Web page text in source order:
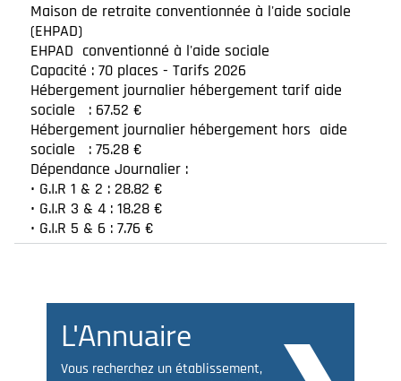
Maison de retraite conventionnée à l'aide sociale
(EHPAD)
EHPAD conventionné à l'aide sociale
Capacité : 70 places - Tarifs 2026
Hébergement journalier hébergement tarif aide
sociale : 67.52 €
Hébergement journalier hébergement hors aide
sociale : 75.28 €
Dépendance Journalier :
• G.I.R 1 & 2 : 28.82 €
• G.I.R 3 & 4 : 18.28 €
• G.I.R 5 & 6 : 7.76 €
L'Annuaire
Vous recherchez un établissement,